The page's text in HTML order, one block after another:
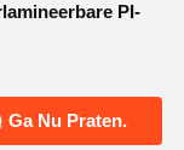
PI-
Ga Nu Praten.